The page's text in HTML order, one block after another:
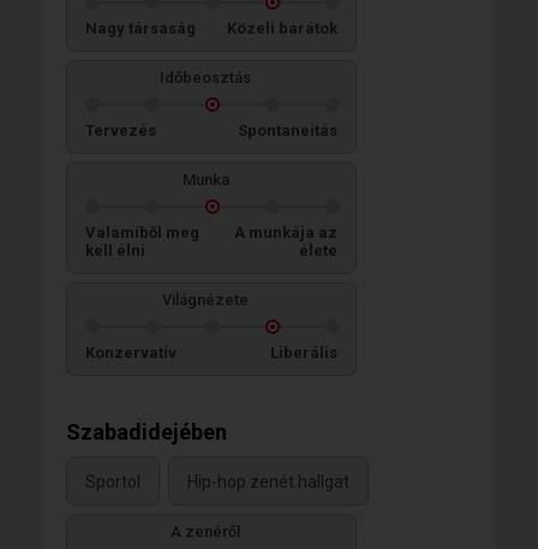
Nagy társaság Közeli barátok
Időbeosztás
Tervezés Spontaneitás
Munka
Valamiből meg
kell élni
A munkája az
élete
Világnézete
Konzervatív Liberális
Szabadidejében
Sportol Hip-hop zenét hallgat
A zenéről